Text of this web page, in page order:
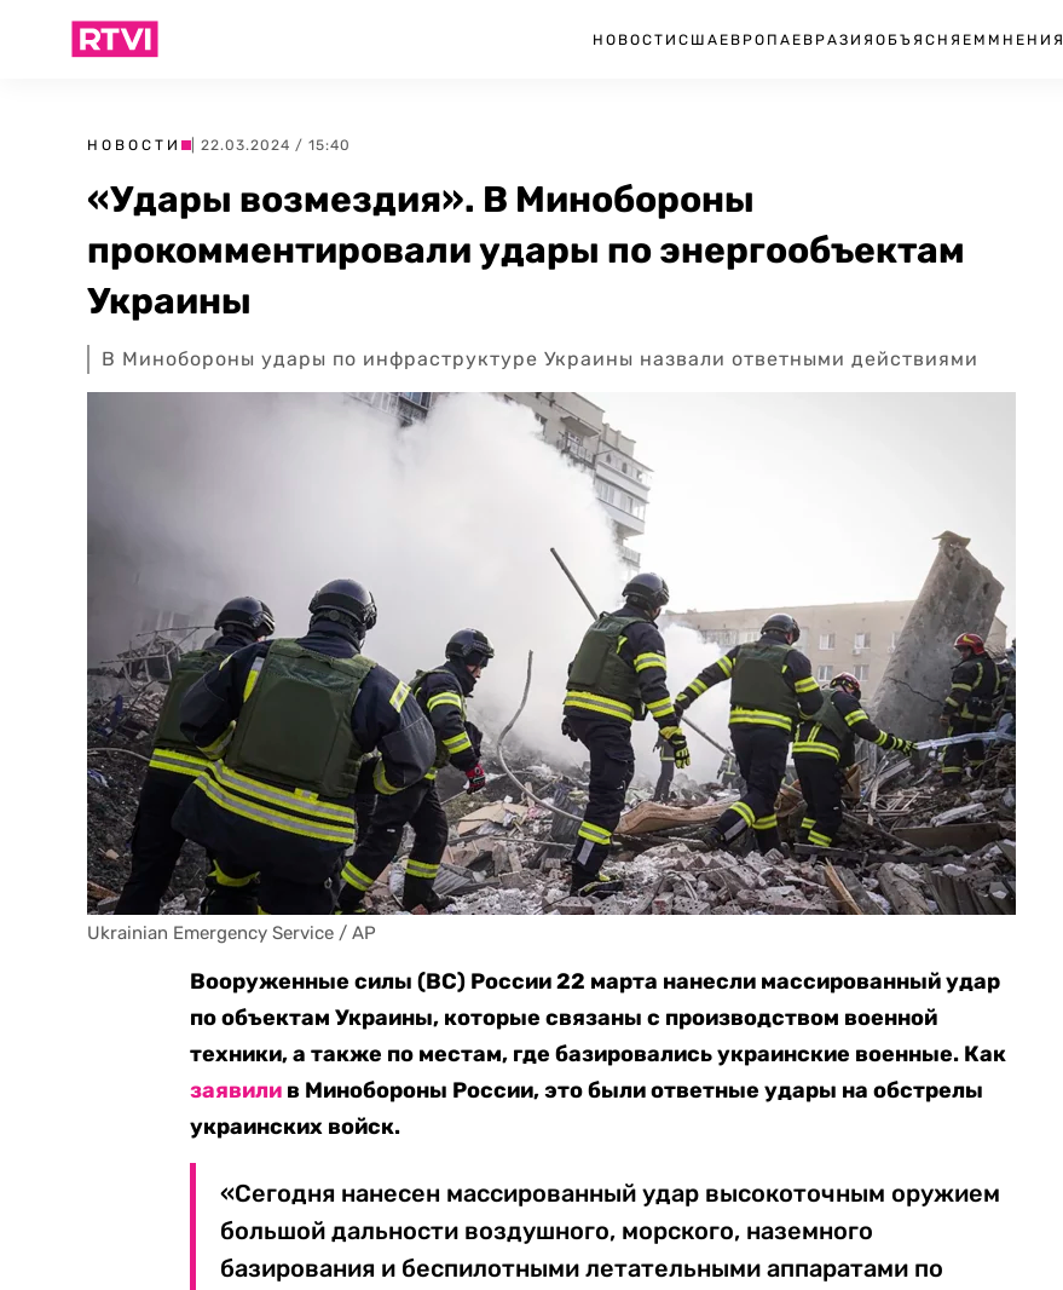
НОВОСТИ США ЕВРОПА ЕВРАЗИЯ ОБЪЯСНЯЕМ МНЕНИЯ
НОВОСТИ | 22.03.2024 / 15:40
«Удары возмездия». В Минобороны
прокомментировали удары по энергообъектам
Украины
В Минобороны удары по инфраструктуре Украины назвали ответными действиями
Ukrainian Emergency Service / AP
Вооруженные силы (ВС) России 22 марта нанесли массированный удар
по объектам Украины, которые связаны с производством военной
техники, а также по местам, где базировались украинские военные. Как
заявили в Минобороны России, это были ответные удары на обстрелы
украинских войск.
«Сегодня нанесен массированный удар высокоточным оружием
большой дальности воздушного, морского, наземного
базирования и беспилотными летательными аппаратами по